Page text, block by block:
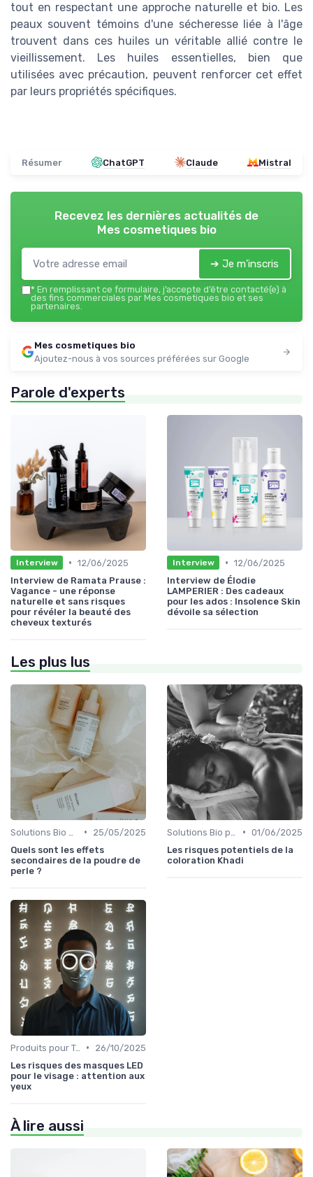
tout en respectant une approche naturelle et bio. Les
peaux souvent témoins d'une sécheresse liée à l'âge
trouvent dans ces huiles un véritable allié contre le
vieillissement. Les huiles essentielles, bien que
utilisées avec précaution, peuvent renforcer cet effet
par leurs propriétés spécifiques.
Résumer ChatGPT Claude Mistral
Recevez les dernières actualités de
Mes cosmetiques bio
➔ Je m'inscris
* En remplissant ce formulaire, j’accepte d’être contacté(e) à
des fins commerciales par Mes cosmetiques bio et ses
partenaires.
Mes cosmetiques bio
Ajoutez-nous à vos sources préférées sur Google
Parole d'experts
Interview • 12/06/2025
Interview de Ramata Prause :
Vagance - une réponse
naturelle et sans risques
pour révéler la beauté des
cheveux texturés
Interview • 12/06/2025
Interview de Élodie
LAMPERIER : Des cadeaux
pour les ados : Insolence Skin
dévoile sa sélection
Les plus lus
•
25/05/2025
Quels sont les effets
secondaires de la poudre de
perle ?
• 01/06/2025
Les risques potentiels de la
coloration Khadi
Produits pour Types de Peau •
26/10/2025
Les risques des masques LED
pour le visage : attention aux
yeux
À lire aussi